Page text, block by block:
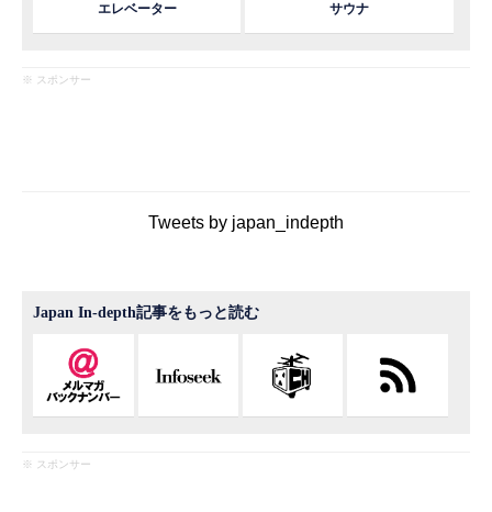
エレベーター サウナ
※ スポンサー
Tweets by japan_indepth
Japan In-depth記事をもっと読む
※ スポンサー